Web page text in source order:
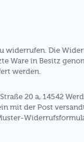
widerrufen. Die
Ware in Besitz
werden.
20 a, 14542
mit der Post